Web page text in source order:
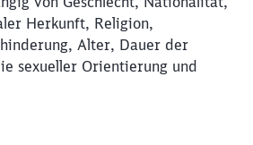
Herkunft, Religion,
Alter, Dauer der
sexueller Orientierung und